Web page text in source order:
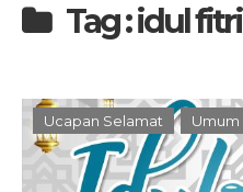
Tag : idul fitri
Ucapan Selamat Umum